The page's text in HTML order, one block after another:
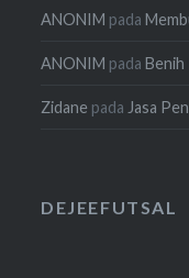
ANONIM pada
ANONIM padaBenih
Zidane pada Jasa
DEJEEFUTSAL